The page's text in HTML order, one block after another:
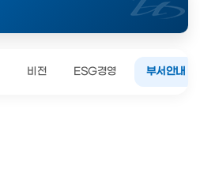
비전 ESG경영 부서안내